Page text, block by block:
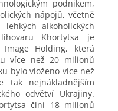
podnikem,
nápojů, včetně
alkoholických
Khortytsa je
Image Holding, která
více než 20 milionů
bylo vloženo více než
nejnákladnějším
odvětví Ukrajiny.
činí 18 milionů